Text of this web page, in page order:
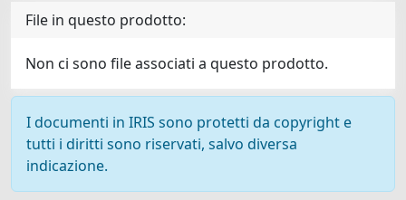
File in questo prodotto:
Non ci sono file associati a questo prodotto.
I documenti in IRIS sono protetti da copyright e
tutti i diritti sono riservati, salvo diversa
indicazione.